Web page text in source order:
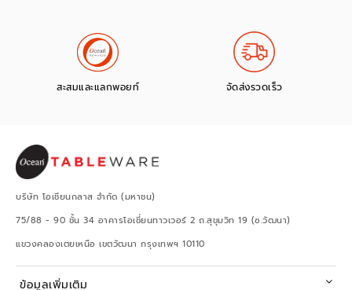
สะสมและแลกพอยท์ จัดส่งรวดเร็ว
บริษัท โอเชียนกลาส จำกัด (มหาชน)
75/88 - 90 ชั้น 34 อาคารโอเชี่ยนทาวเวอร์ 2 ถ.สุขุมวิท 19 (ซ.วัฒนา)
แขวงคลองเตยเหนือ เขตวัฒนา กรุงเทพฯ 10110
ข้อมูลเพิ่มเติม